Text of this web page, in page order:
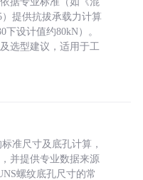
）提供抗拔承载力计算
设计值约80kN）。
选型建议，适用于工
准尺寸及底孔计算，
并提供专业数据来源
螺纹底孔尺寸的常